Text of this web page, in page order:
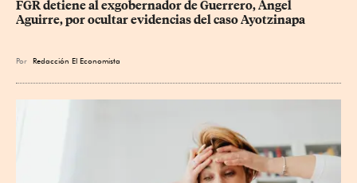
FGR detiene al exgobernador de Guerrero, Ángel
Aguirre, por ocultar evidencias del caso Ayotzinapa
Por Redacción El Economista